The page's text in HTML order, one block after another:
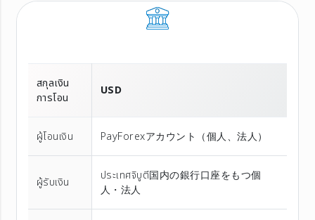
สกุลเงิน
การโอน
USD
ผู้โอนเงิน PayForexアカウント（個⼈、法⼈）
ผู้รับเงิน
ประเทศจิบูตี国内の銀行口座をもつ個
人・法人